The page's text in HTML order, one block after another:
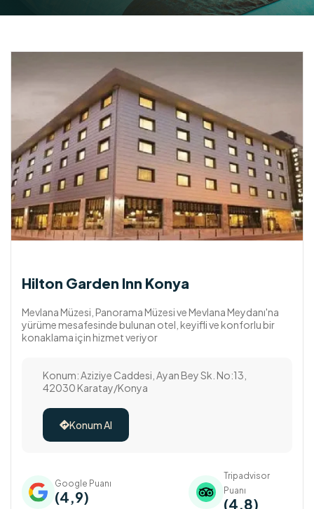
Hilton Garden Inn Konya
Mevlana Müzesi, Panorama Müzesi ve Mevlana Meydanı'na
yürüme mesafesinde bulunan otel, keyifli ve konforlu bir
konaklama için hizmet veriyor
Konum: Aziziye Caddesi, Ayan Bey Sk. No:13,
42030 Karatay/Konya
Konum Al
Google Puanı
(4,9)
Tripadvisor
Puanı
(4,8)